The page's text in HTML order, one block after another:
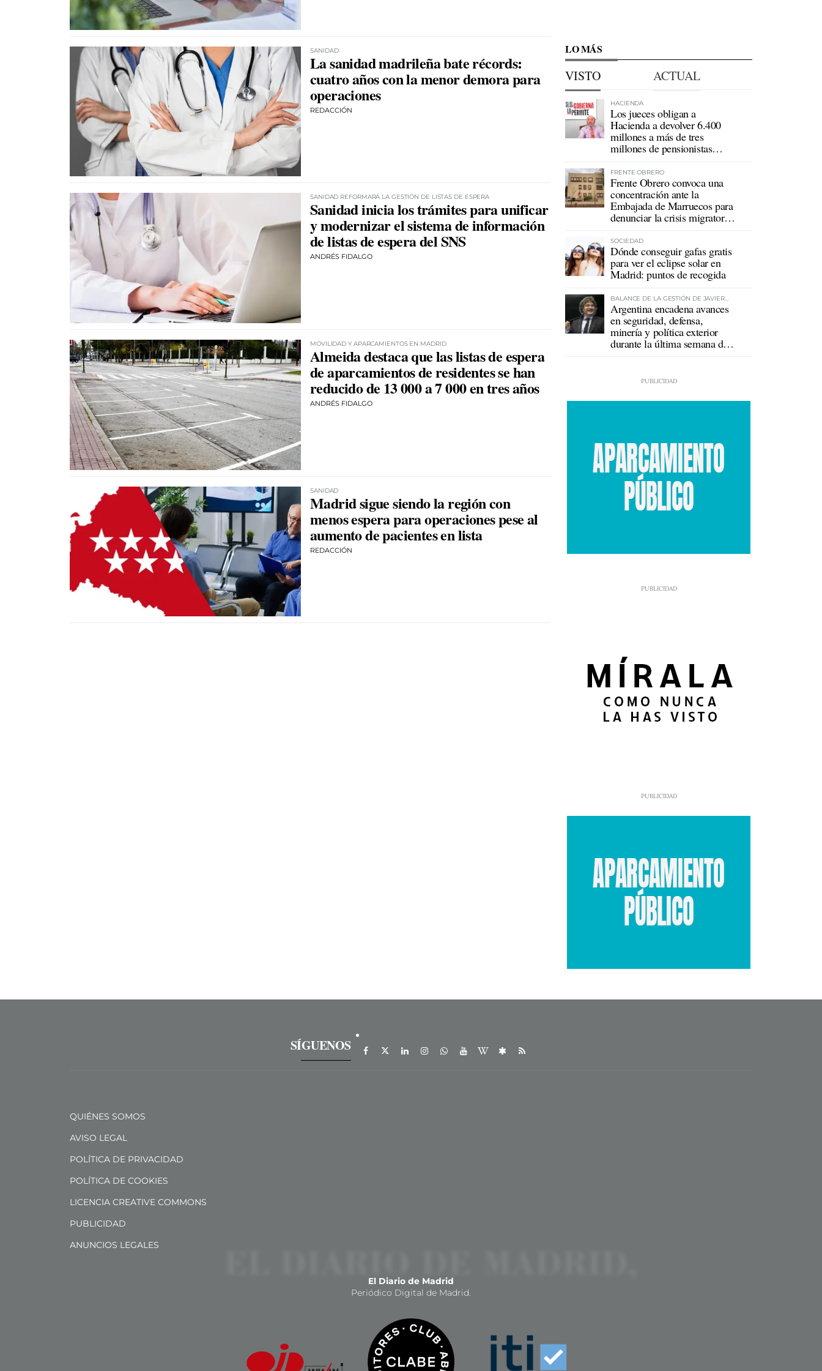
SANIDAD
La sanidad madrileña bate récords:
cuatro años con la menor demora para
operaciones
REDACCIÓN
SANIDAD REFORMARÁ LA GESTIÓN DE LISTAS DE ESPERA
Sanidad inicia los trámites para unificar
y modernizar el sistema de información
de listas de espera del SNS
ANDRÉS FIDALGO
MOVILIDAD Y APARCAMIENTOS EN MADRID
Almeida destaca que las listas de espera
de aparcamientos de residentes se han
reducido de 13 000 a 7 000 en tres años
ANDRÉS FIDALGO
SANIDAD
Madrid sigue siendo la región con
menos espera para operaciones pese al
aumento de pacientes en lista
REDACCIÓN
LO MÁS
VISTO ACTUAL
HACIENDA
Los jueces obligan a
Hacienda a devolver 6.400
millones a más de tres
millones de pensionistas
FRENTE OBRERO
Frente Obrero convoca una
concentración ante la
Embajada de Marruecos para
denunciar la crisis migratoria
SOCIEDAD
Dónde conseguir gafas gratis
para ver el eclipse solar en
Madrid: puntos de recogida
BALANCE DE LA GESTIÓN DE JAVIER
MILEI
Argentina encadena avances
en seguridad, defensa,
minería y política exterior
durante la última semana de
SÍGUENOS
QUIÉNES SOMOS
AVISO LEGAL
POLÍTICA DE PRIVACIDAD
POLÍTICA DE COOKIES
LICENCIA CREATIVE COMMONS
PUBLICIDAD
ANUNCIOS LEGALES
El Diario de Madrid
Periódico Digital de Madrid.